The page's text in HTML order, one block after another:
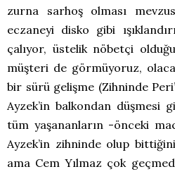
zurna sarhoş olması
eczaneyi disko gibi
çalıyor, üstelik nöbetçi
müşteri de görmüyoruz,
bir sürü gelişme (Zihninde
Ayzek’in balkondan düşmesi
tüm yaşananların -önceki
Ayzek’in zihninde olup
ama Cem Yılmaz çok